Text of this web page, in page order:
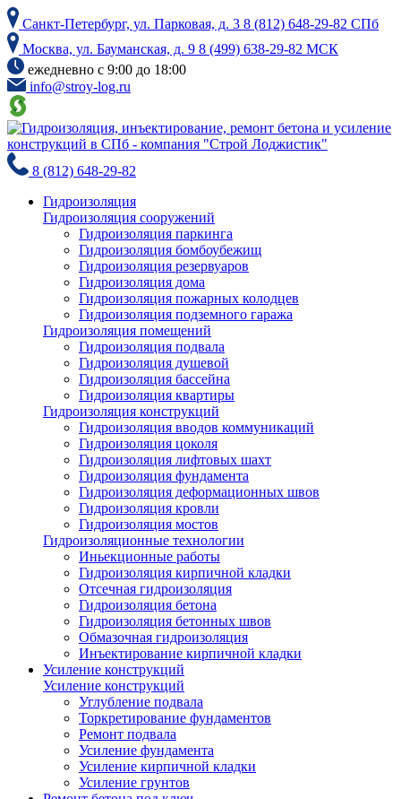
Skip
to
the
content
Санкт-Петербург, ул. Парковая, д. 3 8 (812) 648-29-82 СПб
Москва, ул. Бауманская, д. 9 8 (499) 638-29-82 МСК
ежедневно с 9:00 до 18:00
info@stroy-log.ru
8 (812) 648-29-82
Гидроизоляция
Гидроизоляция сооружений
Гидроизоляция паркинга
Гидроизоляция бомбоубежищ
Гидроизоляция резервуаров
Гидроизоляция дома
Гидроизоляция пожарных колодцев
Гидроизоляция подземного гаража
Гидроизоляция помещений
Гидроизоляция подвала
Гидроизоляция душевой
Гидроизоляция бассейна
Гидроизоляция квартиры
Гидроизоляция конструкций
Гидроизоляция вводов коммуникаций
Гидроизоляция цоколя
Гидроизоляция лифтовых шахт
Гидроизоляция фундамента
Гидроизоляция деформационных швов
Гидроизоляция кровли
Гидроизоляция мостов
Гидроизоляционные технологии
Иньекционные работы
Гидроизоляция кирпичной кладки
Отсечная гидроизоляция
Гидроизоляция бетона
Гидроизоляция бетонных швов
Обмазочная гидроизоляция
Инъектирование кирпичной кладки
Усиление конструкций
Усиление конструкций
Углубление подвала
Торкретирование фундаментов
Ремонт подвала
Усиление фундамента
Усиление кирпичной кладки
Усиление грунтов